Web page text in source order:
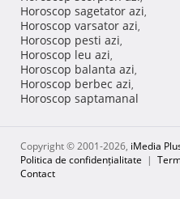
Horoscop sagetator azi,
Horoscop varsator azi,
Horoscop pesti azi,
Horoscop leu azi,
Horoscop balanta azi,
Horoscop berbec azi,
Horoscop saptamanal
Copyright © 2001-2026, iMedia
Politica de confidențialitate |
Contact